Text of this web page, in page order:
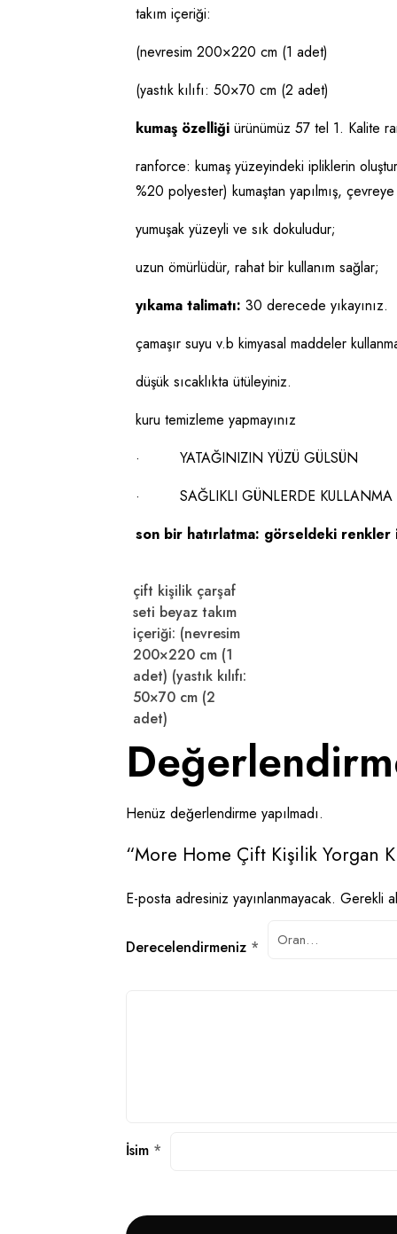
takım içeriği:
(nevresim 200×220 cm (1 adet)
(yastık kılıfı: 50×70 cm (2 adet)
kumaş özelliğiürünümüz 57 tel 1. Kalite
ranforce: kumaş yüzeyindeki ipliklerin
%20 polyester) kumaştan yapılmış,
yumuşak yüzeyli ve sık dokuludur;
uzun ömürlüdür, rahat bir kullanım sağlar;
yıkama talimatı: 30 derecede yıkayınız.
çamaşır suyu v.b kimyasal maddeler
düşük sıcaklıkta ütüleyiniz.
kuru temizleme yapmayınız
· YATAĞINIZIN YÜZÜ GÜLSÜN
· SAĞLIKLI GÜNLERDE KULLANMA
son bir hatırlatma: görseldeki renkler
çift kişilik çarşaf
seti beyaz takım
içeriği: (nevresim
200×220 cm (1
adet) (yastık kılıfı:
50×70 cm (2
adet)
Henüz değerlendirme yapılmadı.
“More Home Çift Kişilik Yorgan
E-posta adresiniz yayınlanmayacak. Gerekli
Derecelendirmeniz *
İsim *